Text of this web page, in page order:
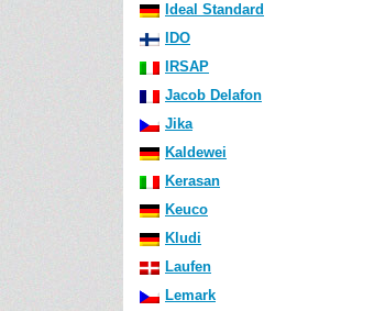
Ideal Standard
IDO
IRSAP
Jacob Delafon
Jika
Kaldewei
Kerasan
Keuco
Kludi
Laufen
Lemark